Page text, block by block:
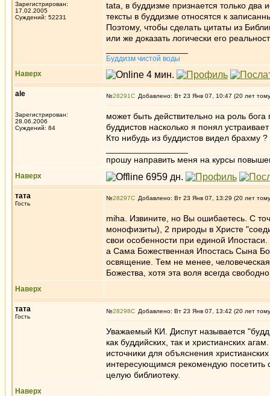
Зарегистрирован:
17.02.2005
Суждений: 52231
tata, в буддизме признается только два
тексты в буддизме относятся к
Поэтому, чтобы сделать цитаты из
или же доказать логически его
Буддизм чистой воды
Наверх
ale
Зарегистрирован:
28.06.2006
Суждений: 84
№28291 Добавлено: Вт 23 Янв 07, 10:47 (20 лет
может быть действительно на роль
буддистов насколько я понял
Кто нибудь из буддистов видел брахму ?
прошу направить меня на курсы
Наверх
тата
Гость
№28297 Добавлено: Вт 23 Янв 07, 13:29 (20 лет
miha. Извините, но Вы ошибаетесь. С
монофизиты), 2 природы в Христе
свои особенности при единой Ипостаси.
а Сама Божественная Ипостась Сына
освящение. Тем не менее,
Божества, хотя эта воля всегда
Наверх
тата
Гость
№28298 Добавлено: Вт 23 Янв 07, 13:42 (20 лет
Уважаемый КИ. Диспут называется
как буддийских, так и христианских
источники для объяснения
интересующимся рекомендую посетить
целую библиотеку.
Наверх